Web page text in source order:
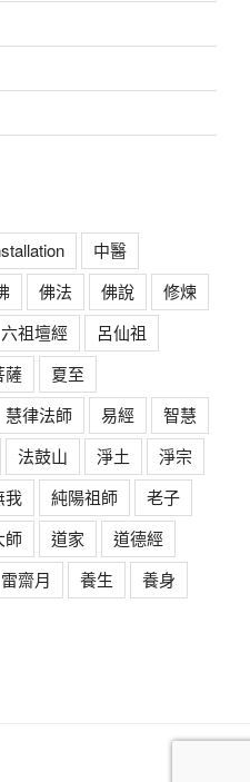
中醫
佛法 佛說
修煉
六祖壇經
呂仙祖
薩
夏至
慧律法師 易經
智慧
法鼓山 淨土
淨宗
我 純陽祖師
老子
師 道家
道德經
雷齋月 養生
養身